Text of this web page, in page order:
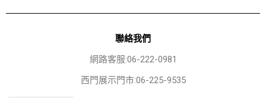
聯絡我們
網路客服:06-222-0981
西門展示門市:06-225-9535